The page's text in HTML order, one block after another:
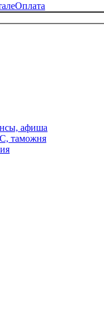
Оплата
афиша
таможня